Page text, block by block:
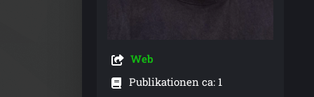
Web
Publikationen ca: 1